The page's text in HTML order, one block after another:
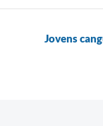
Jovens